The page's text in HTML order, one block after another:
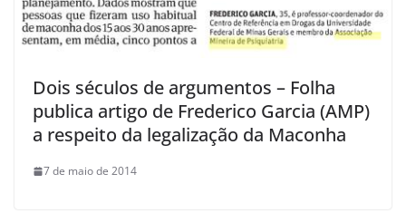
Dois séculos de argumentos – Folha
publica artigo de Frederico Garcia (AMP)
a respeito da legalização da Maconha
7 de maio de 2014